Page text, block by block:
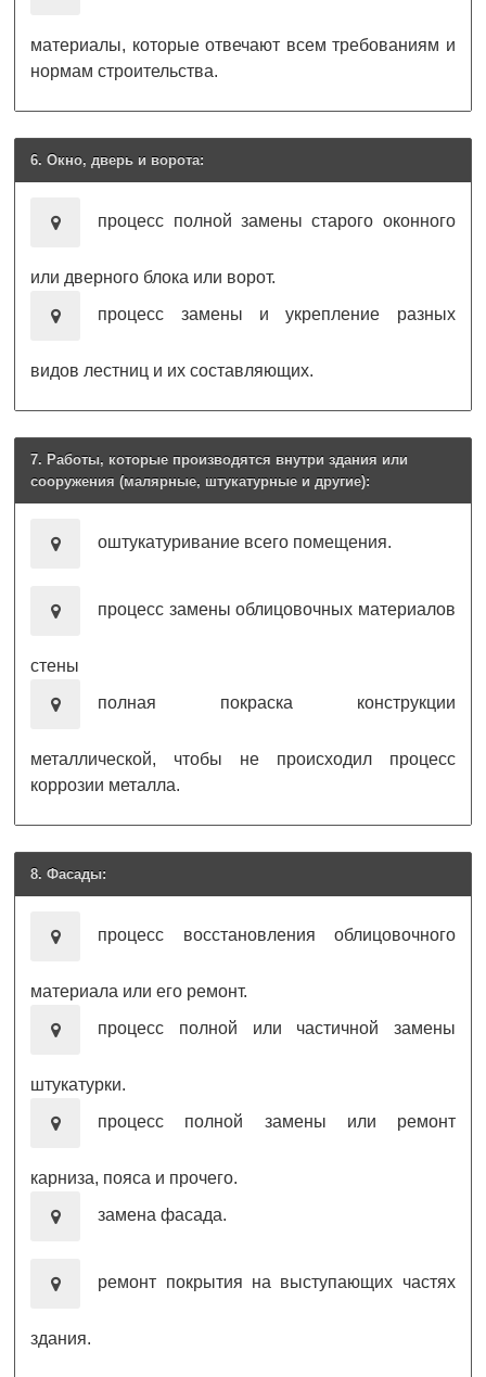
материалы, которые отвечают всем требованиям и
нормам строительства.
6. Окно, дверь и ворота:
процесс полной замены старого оконного
или дверного блока или ворот.
процесс замены и укрепление разных
видов лестниц и их составляющих.
7. Работы, которые производятся внутри здания или
сооружения (малярные, штукатурные и другие):
оштукатуривание всего помещения.
процесс замены облицовочных материалов
стены
полная покраска конструкции
металлической, чтобы не происходил процесс
коррозии металла.
8. Фасады:
процесс восстановления облицовочного
материала или его ремонт.
процесс полной или частичной замены
штукатурки.
процесс полной замены или ремонт
карниза, пояса и прочего.
замена фасада.
ремонт покрытия на выступающих частях
здания.